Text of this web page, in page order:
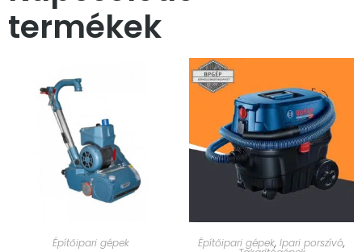
termékek
Építőipari gépek Építőipari gépek, Ipari porszívó,